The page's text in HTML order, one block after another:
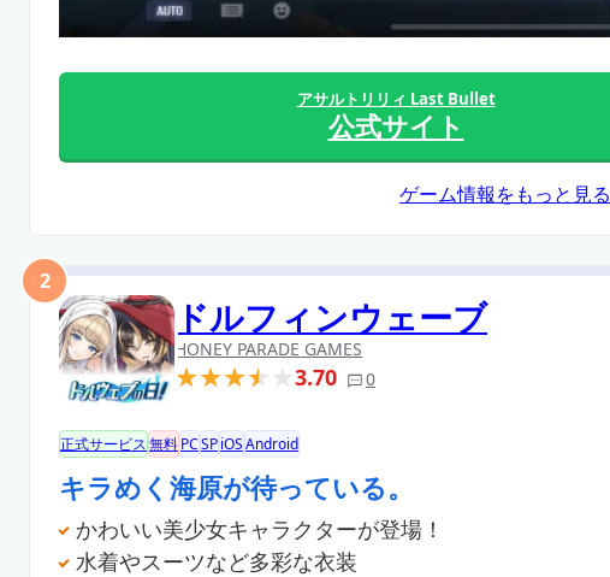
アサルトリリィ Last Bullet
公式サイト
ゲーム情報をもっと見る
ドルフィンウェーブ
HONEY PARADE GAMES
3.70 0
2
正式サービス無料PCSPiOSAndroid
キラめく海原が待っている。
かわいい美少女キャラクターが登場！
水着やスーツなど多彩な衣装